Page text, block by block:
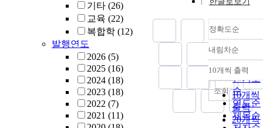
기타 (26)
교육 (22)
복합학 (12)
발행연도
2026 (5)
2025 (16)
2024 (18)
2023 (18)
2022 (7)
2021 (11)
정확도순
정확도
순
인기도
순
연도순
제목순
내림차순
내림차
10개씩 출력
10개씩
출력
20개씩
조회